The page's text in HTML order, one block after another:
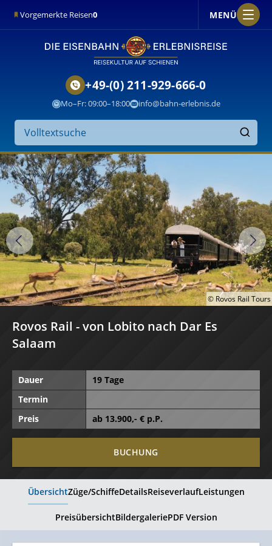
Vorgemerkte Reisen0 MENÜ
Suche
auf
der
Website
Finden
+49-(0) 211-929-666-0
Mo–Fr: 09:00–18:00 info@bahn-erlebnis.de
Rovos Rail - von Lobito nach Dar Es
Salaam
Dauer
19 Tage
Termin
Preis
ab 13.900,- € p.P.
BUCHUNG
© Rovos Rail Tours
ÜbersichtZüge/SchiffeDetailsReiseverlaufLeistungen
PreisübersichtBildergaleriePDF Version